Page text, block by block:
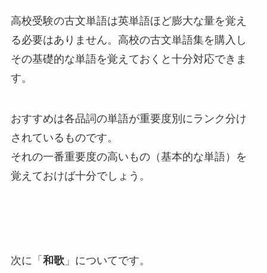
高校受験の古文単語は英単語ほど膨大な量を覚え
る必要はありません。高校の古文単語集を購入し
その基礎的な単語を覚えておくと十分対応できま
す。
おすすめは各品詞の単語が重要度別にランク分け
されているものです。
それの一番重要度の高いもの（基本的な単語）を
覚えておけば十分でしょう。
次に「 和歌」についてです。